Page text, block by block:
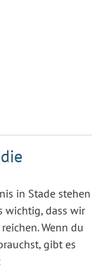
in Stade stehen
wichtig, dass wir
Wenn du
gibt es